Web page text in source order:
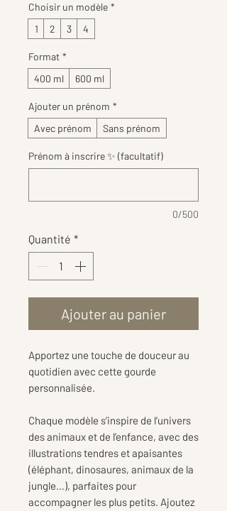
Choisir un modèle *
1
2 3 4
Format *
400 ml
600 ml
Ajouter un prénom *
Avec prénom
Sans prénom
Prénom à inscrire ✨ (facultatif)
0/500
Quantité *
Ajouter au panier
Apportez une touche de douceur au
quotidien avec cette gourde
personnalisée.
Chaque modèle s’inspire de l’univers
des animaux et de l’enfance, avec des
illustrations tendres et apaisantes
(éléphant, dinosaures, animaux de la
jungle…), parfaites pour
accompagner les plus petits. Ajoutez